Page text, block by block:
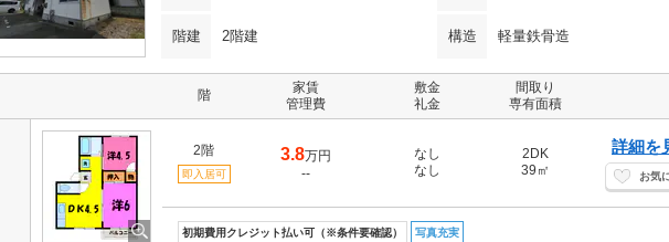
階建 2階建 構造 軽量鉄骨造
階
家賃
管理費
敷金
礼金
間取り
専有面積
2階
即入居可
3.8万円
--
なし
なし
2DK
39㎡
詳細を
お気
初期費用クレジット払い可（※条件要確認） 写真充実